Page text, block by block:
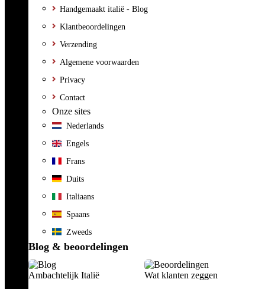
Handgemaakt italië - Blog
Klantbeoordelingen
Verzending
Algemene voorwaarden
Privacy
Contact
Onze sites
Nederlands
Engels
Frans
Duits
Italiaans
Spaans
Zweeds
Blog & beoordelingen
Ambachtelijk Italië
Wat klanten zeggen